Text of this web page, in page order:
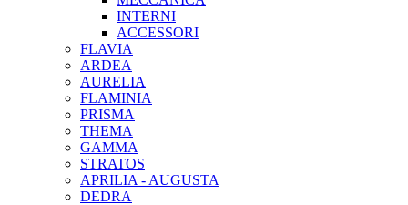
INTERNI
ACCESSORI
FLAVIA
ARDEA
AURELIA
FLAMINIA
PRISMA
THEMA
GAMMA
STRATOS
APRILIA - AUGUSTA
DEDRA